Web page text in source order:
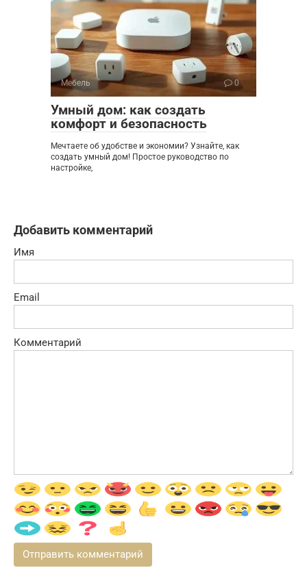
Мебель 0
Умный дом: как создать
комфорт и безопасность
Мечтаете об удобстве и экономии? Узнайте, как
создать умный дом! Простое руководство по
настройке,
Добавить комментарий
Имя
Email
Комментарий